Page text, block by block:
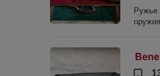
Ружье